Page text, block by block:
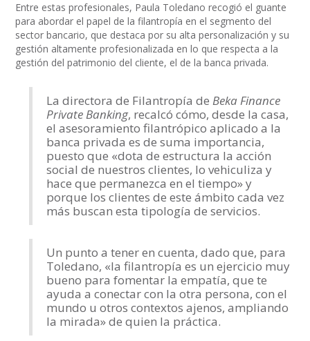
Entre estas profesionales, Paula Toledano recogió el guante
para abordar el papel de la filantropía en el segmento del
sector bancario, que destaca por su alta personalización y su
gestión altamente profesionalizada en lo que respecta a la
gestión del patrimonio del cliente, el de la banca privada.
La directora de Filantropía deBeka Finance
Private Banking, recalcó cómo, desde la casa,
el asesoramiento filantrópico aplicado a la
banca privada es de suma importancia,
puesto que «dota de estructura la acción
social de nuestros clientes, lo vehiculiza y
hace que permanezca en el tiempo» y
porque los clientes de este ámbito cada vez
más buscan esta tipología de servicios.
Un punto a tener en cuenta, dado que, para
Toledano, «la filantropía es un ejercicio muy
bueno para fomentar la empatía, que te
ayuda a conectar con la otra persona, con el
mundo u otros contextos ajenos, ampliando
la mirada» de quien la práctica.